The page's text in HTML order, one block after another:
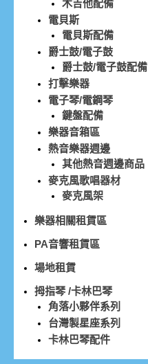
木吉他配備
電貝斯
電貝斯配備
爵士鼓/電子鼓
爵士鼓/電子鼓配備
打擊樂器
電子琴/電鋼琴
鍵盤配備
樂器音箱區
熱音樂器週邊
其他熱音週邊商品
麥克風歌唱器材
麥克風架
樂器相關租賃區
PA音響租賃區
場地租賃
拇指琴 /卡林巴琴
角落小夥伴系列
台灣製星座系列
卡林巴琴配件